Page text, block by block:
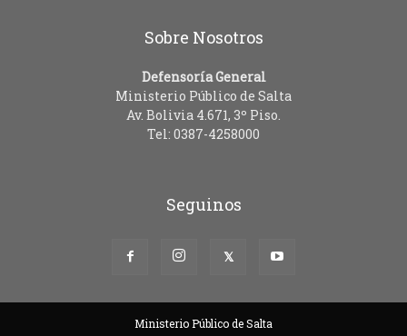
Sobre Nosotros
Defensoría General
Ministerio Público de Salta
Av. Bolivia 4.671, 3º Piso.
Tel: 0387-4258000
Seguinos
Ministerio Público de Salta